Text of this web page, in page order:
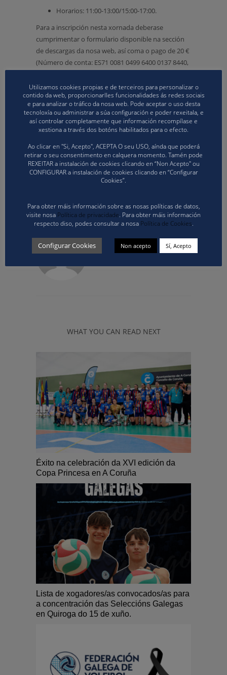
Horarios: 11:00-13:00/15:00-17:00.
Para a inscripción nesta xornada deberase
cumprimentar o formulario disponible na sección
de descargas da nosa web, así coma o pago de 20 €
(Número de conta: ES71 0081 0499 6400 0137 8440,
pago e formulario a dtecnico@volei.gal antes do día
xoves 2 de xaneiro ás 12:00 horas, ás 12:00 horas,
recordando que a comida está incluída ca
inscripción.
Descargue aquí o formulario de inscrición para
as Xornadas de Desenvolvemento e formación
ABOUTCOMUNICACION
WHAT YOU CAN READ NEXT
Éxito na celebración da XVI edición da
Copa Princesa en A Coruña
Lista de xogadores/as convocados/as para
a concentración das Seleccións Galegas
en Quiroga do 15 de xuño.
Utilizamos cookies propias e de terceiros para personalizar o
contido da web, proporcionarlles funcionalidades ás redes sociais
e para analizar o tráfico da nosa web. Pode aceptar o uso desta
tecnoloxía ou administrar a súa configuración e poder rexeitala, e
así controlar completamente que información recompílase e
xestiona a través dos botóns habilitados para o efecto.
Ao clicar en "Si, Acepto", ACEPTA O seu USO, aínda que poderá
retirar o seu consentimento en calquera momento. Tamén pode
REXEITAR a instalación de cookies clicando en “Non Acepto" ou
CONFIGURAR a instalación de cookies clicando en “Configurar
Cookies”.
Para obter máis información sobre as nosas políticas de datos,
visite nosa Política de privacidade. Para obter máis información
respecto diso, podes consultar a nosa Política de Cookies.
Configurar Cookies Non acepto Sí, Acepto